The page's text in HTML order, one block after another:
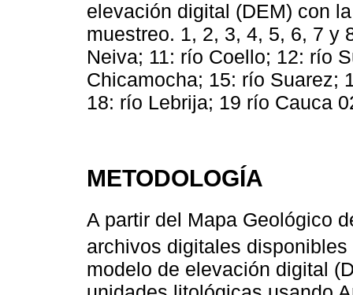
elevación digital (DEM) con
muestreo. 1, 2, 3, 4, 5, 6, 7 y
Neiva; 11: río Coello; 12: río
Chicamocha; 15: río Suarez;
18: río Lebrija; 19 río Cauca
METODOLOGÍA
A partir del Mapa Geológico
archivos digitales disponibles
modelo de elevación digital